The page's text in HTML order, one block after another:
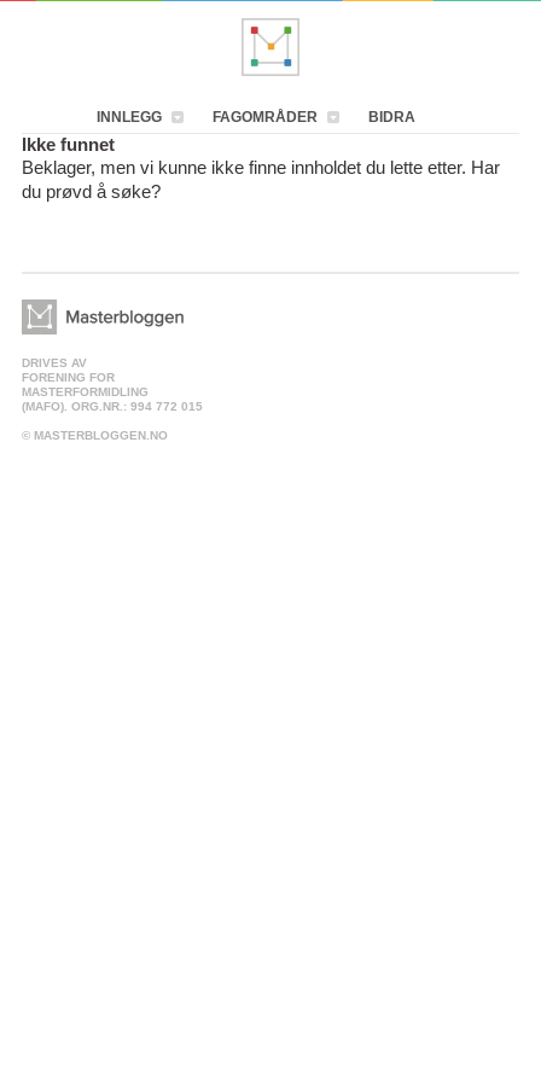
INNLEGG FAGOMRÅDER BIDRA
Ikke funnet
Beklager, men vi kunne ikke finne innholdet du lette etter. Har
du prøvd å søke?
DRIVES AV
FORENING FOR
MASTERFORMIDLING
(MAFO). ORG.NR.: 994 772 015
© MASTERBLOGGEN.NO